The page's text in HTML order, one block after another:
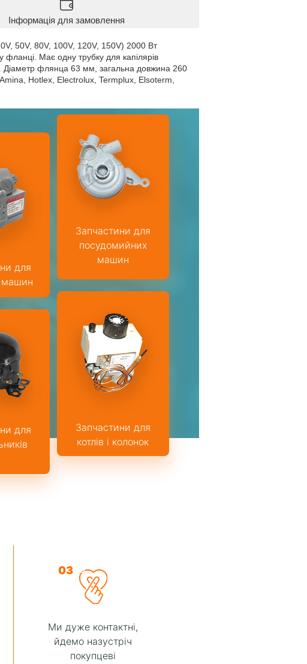
Інформація для замовлення
50V, 80V, 100V, 120V, 150V) 2000 Вт
Має одну трубку для капілярів
Діаметр флянца 63 мм, загальна довжина 260
Hotlex, Electrolux, Termplux, Elsoterm,
для
машин
Запчастини для
посудомийних
машин
для
Запчастини для
котлів і колонок
03
Ми дуже контактні,
йдемо назустріч
покупцеві